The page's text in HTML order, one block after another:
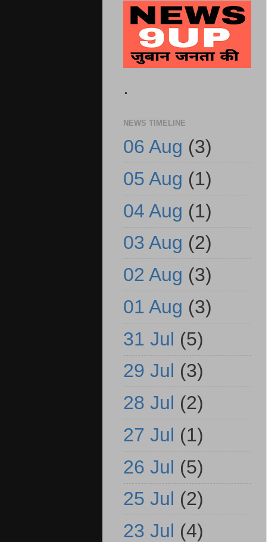
.
NEWS TIMELINE
06 Aug (3)
05 Aug (1)
04 Aug (1)
03 Aug (2)
02 Aug (3)
01 Aug (3)
31 Jul (5)
29 Jul (3)
28 Jul (2)
27 Jul (1)
26 Jul (5)
25 Jul (2)
23 Jul (4)